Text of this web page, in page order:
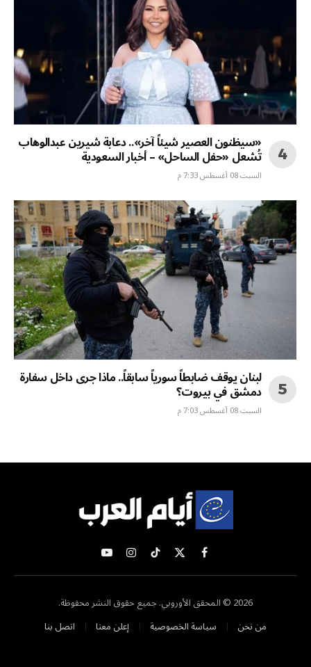
«سيظنون العصير شيئاً آخر».. دعابة شيرين عبدالوهاب
تُشعل «حفل الساحل» – أخبار السعودية
السبت 08 أغسطس 7:33 م
لبنان يوقف ضابطاً سورياً سابقاً.. ماذا جرى داخل سفارة
دمشق في بيروت؟
السبت 08 أغسطس 7:03 م
فيسبوك
X
(Twitter)
تيكتوكالانستغراميوتيوب
2026 © المحقق الأوروبي. جميع حقوق النشر محفوظة.
من نحن
سياسة الخصوصية إعلن معنا اتصل بنا